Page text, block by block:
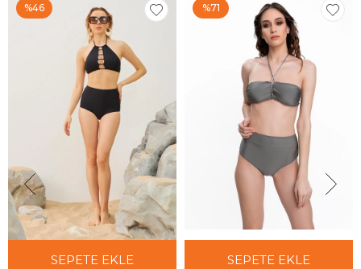
SEPETE EKLE
%46
SEPETE EKLE
%71